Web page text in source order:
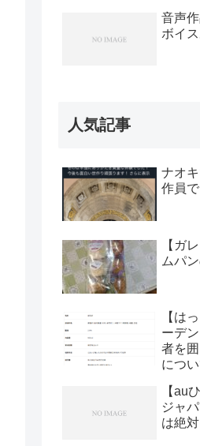
音声
ボイ
人気記事
ナオ
作員
【ガ
ムパ
【は
ーデ
者を
につ
【au
ジャ
は絶